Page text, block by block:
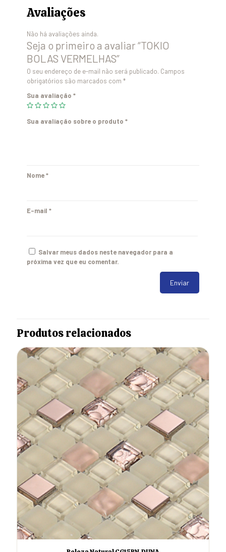
Avaliações
Não há avaliações ainda.
Seja o primeiro a avaliar “TOKIO
BOLAS VERMELHAS”
O seu endereço de e-mail não será publicado. Campos
obrigatórios são marcados com *
Sua avaliação *
Sua avaliação sobre o produto *
Nome*
E-mail *
Salvar meus dados neste navegador para a
próxima vez que eu comentar.
Produtos relacionados